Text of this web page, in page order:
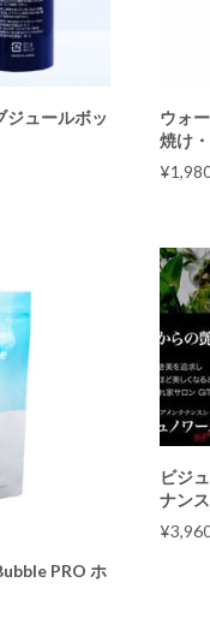
ジュールボッ
ウォ
焼け
¥
PRO ホ
ビジ
ナン
¥